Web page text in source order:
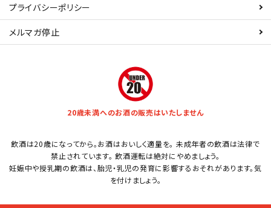
プライバシーポリシー
メルマガ停止
20歳未満へのお酒の販売はいたしません
飲酒は20歳になってから。お酒はおいしく適量を。 未成年者の飲酒は法律で
禁止されています。 飲酒運転は絶対にやめましょう。
妊娠中や授乳期の飲酒は、胎児・乳児の発育に影響するおそれがあります。気
を付けましょう。